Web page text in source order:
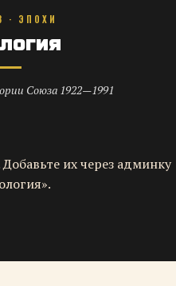
· ЭПОХИ
Союза 1922—1991
их через админку